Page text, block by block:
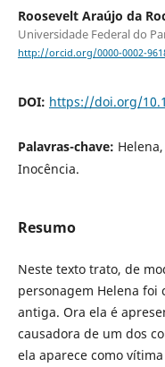
Roosevelt Araújo da
Universidade Federal do
http://orcid.org/0000-0002-
DOI: https://doi.org/
Palavras-chave:
Inocência.
Resumo
Neste texto trato, de
personagem Helena
antiga. Ora ela é
causadora de um dos
ela aparece como